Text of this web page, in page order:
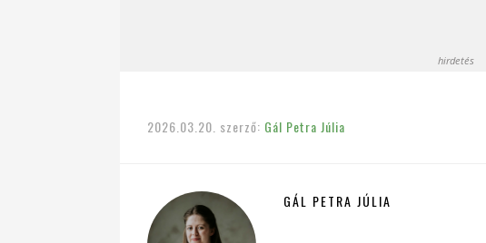
hirdetés
2026.03.20. szerző: Gál Petra Júlia
GÁL PETRA JÚLIA